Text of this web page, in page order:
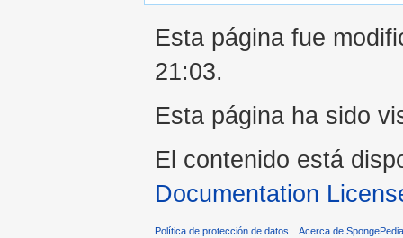
Esta página fue
21:03.
Esta página ha sido
El contenido está
Documentation
Política de protección de datos Acerca de